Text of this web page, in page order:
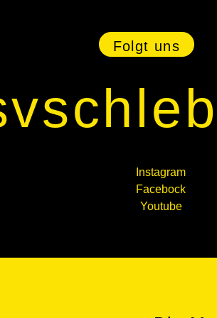
Folgt uns
Instagram
Facebock
Youtube